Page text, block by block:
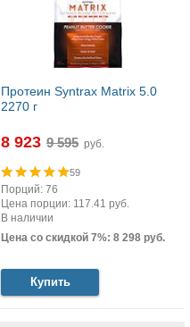
Протеин Syntrax Matrix 5.0
2270 г
8 923 руб.
59
Порций: 76
Цена порции: 117.41 руб.
В наличии
Цена со скидкой 7%: 8 298 руб.
Купить